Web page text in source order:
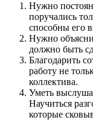
Нужно
поручались
способны его
Нужно
должно быть
Благодарить
работу не
коллектива.
Уметь
Научиться
которые